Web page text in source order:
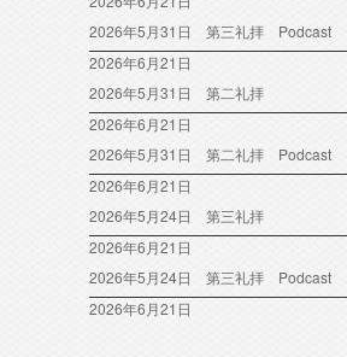
2026年5月31日 第三礼拝 Podcast
2026年6月21日
2026年5月31日 第二礼拝
2026年6月21日
2026年5月31日 第二礼拝 Podcast
2026年6月21日
2026年5月24日 第三礼拝
2026年6月21日
2026年5月24日 第三礼拝 Podcast
2026年6月21日